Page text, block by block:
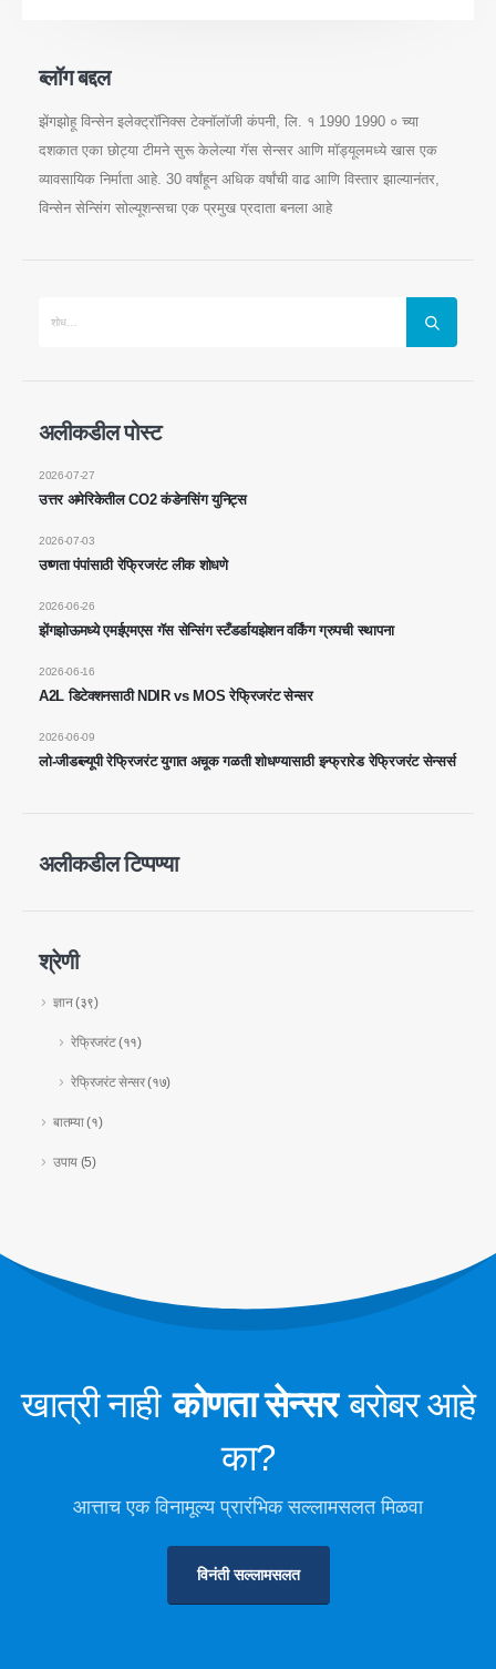
ब्लॉग बद्दल
झेंगझोहू विन्सेन इलेक्ट्रॉनिक्स टेक्नॉलॉजी कंपनी, लि. १ 1990 1990 ० च्या
दशकात एका छोट्या टीमने सुरू केलेल्या गॅस सेन्सर आणि मॉड्यूलमध्ये खास एक
व्यावसायिक निर्माता आहे. 30 वर्षांहून अधिक वर्षांची वाढ आणि विस्तार झाल्यानंतर,
विन्सेन सेन्सिंग सोल्यूशन्सचा एक प्रमुख प्रदाता बनला आहे
अलीकडील पोस्ट
उत्तर अमेरिकेतील CO2 कंडेनसिंग युनिट्स
2026-07-27
उष्णता पंपांसाठी रेफ्रिजरंट लीक शोधणे
2026-07-03
झेंगझोऊमध्ये एमईएमएस गॅस सेन्सिंग स्टँडर्डायझेशन वर्किंग ग्रुपची स्थापना
2026-06-26
A2L डिटेक्शनसाठी NDIR vs MOS रेफ्रिजरंट सेन्सर
2026-06-16
लो-जीडब्ल्यूपी रेफ्रिजरंट युगात अचूक गळती शोधण्यासाठी इन्फ्रारेड रेफ्रिजरंट सेन्सर्स
2026-06-09
अलीकडील टिप्पण्या
श्रेणी
ज्ञान(३९)
रेफ्रिजरंट(११)
रेफ्रिजरंट सेन्सर(१७)
बातम्या(१)
उपाय(5)
खात्री नाही कोणता सेन्सर बरोबर आहे
का?
आत्ताच एक विनामूल्य प्रारंभिक सल्लामसलत मिळवा
विनंती सल्लामसलत
आमच्याशी संपर्क साधा
पत्ता: क्रमांक २ 99 J जिन्सुओ रोड, नॅशनल हाय-टेक झोन, झेंगझोउ
दूरध्वनी:0086-371-67169097
व्हाट्सएप: + 8618595618735
Wechat
गरम उत्पादने
आर 454 बी सेन्सर
आमचा उपाय
एचव्हीएसी सिस्टमसाठी रेफ्रिजरंट लीक शोध
कोल्ड चेन रेफ्रिजरंट मॉनिटरींग
औद्योगिक रेफ्रिजरेशन गॅस देखरेख
विन्सेन. © 2026. सर्व हक्क राखीव